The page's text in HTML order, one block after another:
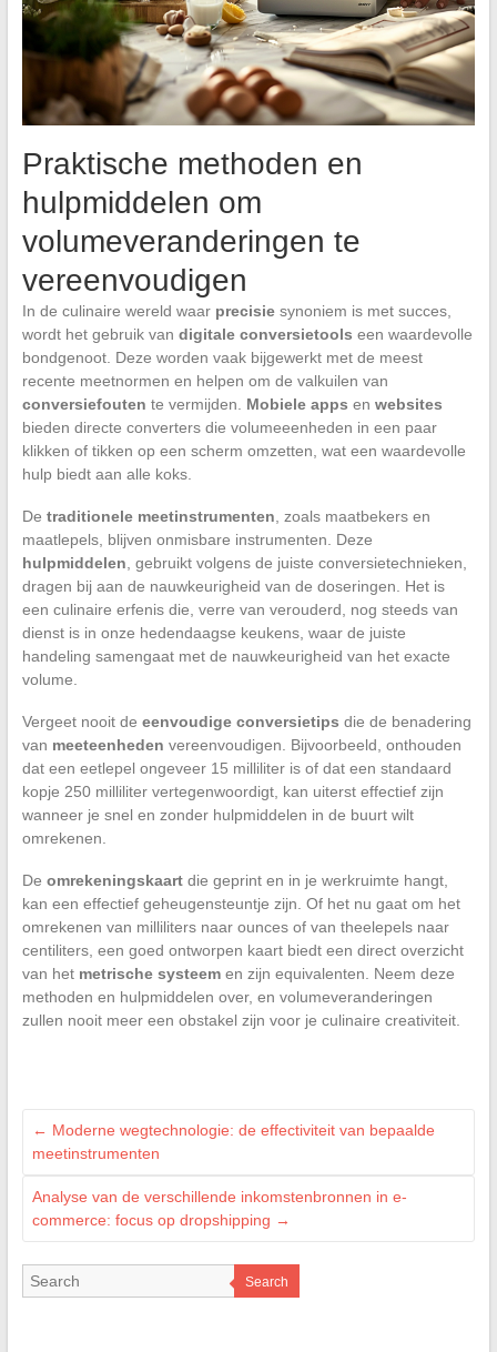
Praktische methoden en
hulpmiddelen om
volumeveranderingen te
vereenvoudigen
In de culinaire wereld waar precisiesynoniem is met succes,
wordt het gebruik van digitale conversietools een waardevolle
bondgenoot. Deze worden vaak bijgewerkt met de meest
recente meetnormen en helpen om de valkuilen van
conversiefouten te vermijden. Mobiele apps en websites
bieden directe converters die volumeeenheden in een paar
klikken of tikken op een scherm omzetten, wat een waardevolle
hulp biedt aan alle koks.
De traditionele meetinstrumenten , zoals maatbekers en
maatlepels, blijven onmisbare instrumenten. Deze
hulpmiddelen , gebruikt volgens de juiste conversietechnieken,
dragen bij aan de nauwkeurigheid van de doseringen. Het is
een culinaire erfenis die, verre van verouderd, nog steeds van
dienst is in onze hedendaagse keukens, waar de juiste
handeling samengaat met de nauwkeurigheid van het exacte
volume.
Vergeet nooit de eenvoudige conversietips die de benadering
van meeteenheden vereenvoudigen. Bijvoorbeeld, onthouden
dat een eetlepel ongeveer 15 milliliter is of dat een standaard
kopje 250 milliliter vertegenwoordigt, kan uiterst effectief zijn
wanneer je snel en zonder hulpmiddelen in de buurt wilt
omrekenen.
De omrekeningskaartdie geprint en in je werkruimte hangt,
kan een effectief geheugensteuntje zijn. Of het nu gaat om het
omrekenen van milliliters naar ounces of van theelepels naar
centiliters, een goed ontworpen kaart biedt een direct overzicht
van het metrische systeemen zijn equivalenten. Neem deze
methoden en hulpmiddelen over, en volumeveranderingen
zullen nooit meer een obstakel zijn voor je culinaire creativiteit.
← Moderne wegtechnologie: de effectiviteit van bepaalde
meetinstrumenten
Analyse van de verschillende inkomstenbronnen in e-
commerce: focus op dropshipping →
Search